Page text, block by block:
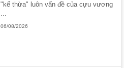
"kế thừa" luôn vấn đề của cựu vương
...
06/08/2026